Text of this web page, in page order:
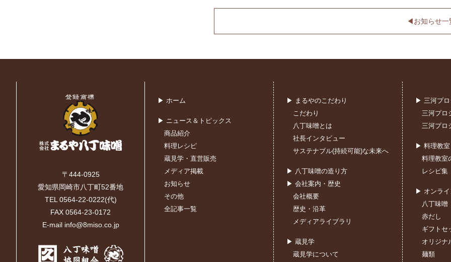
◀︎お知らせ一
〒444-0925
愛知県岡崎市八丁町52番地
TEL 0564-22-0222(代)
FAX 0564-23-0172
E-mail info@8miso.co.jp
▶ ホーム
▶ ニュース＆トピックス
商品紹介
料理レシピ
蔵見学・直営販売
メディア掲載
お知らせ
その他
全記事一覧
▶ まるやのこだわり
こだわり
八丁味噌とは
社長インタビュー
サステナブル(持続可能)な未来へ
▶ 八丁味噌の造り方
▶ 会社案内・歴史
会社概要
歴史・沿革
メディアライブラリ
▶ 蔵見学
蔵見学について
▶ 三河プロ
三河プロ
三河プロ
▶ 料理教室
料理教室
レシピ集
▶ オンライ
八丁味噌
赤だし
ギフトセ
オリジナ
麺類